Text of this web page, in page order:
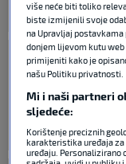
ZIMSKI SPORTOVI
ZIMSKI SPORTOVI
više neće biti toliko
biste izmijenili svoje
na Upravljaj
donjem lijevom kutu
primijeniti kako je
našu Politiku privatnosti.
Mi i naši partneri
sljedeće:
Korištenje preciznih
karakteristika uređaja
uređaju. Personalizirano